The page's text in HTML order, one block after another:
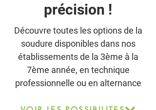
précision !
Découvre toutes les options de la
soudure disponibles dans nos
établissements de la 3ème à la
7ème année, en technique
professionnelle ou en alternance